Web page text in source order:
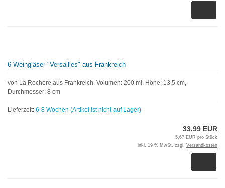
6 Weingläser "Versailles" aus Frankreich
von La Rochere aus Frankreich, Volumen: 200 ml, Höhe: 13,5 cm,
Durchmesser: 8 cm
Lieferzeit: 6-8 Wochen (Artikel ist nicht auf Lager)
33,99 EUR
5,67 EUR pro Stück
inkl. 19 % MwSt. zzgl. Versandkosten